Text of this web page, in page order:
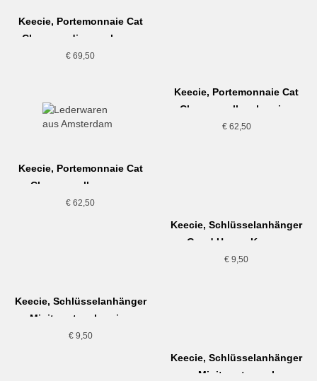
Keecie, Portemonnaie Cat
Chase medium, schwarz
€ 69,50
Keecie, Portemonnaie Cat
Chase small, aubergine
€62,50
Keecie, Portemonnaie Cat
Chase small, cognac
€ 62,50
Keecie, Schlüsselanhänger
Good House Keeper,
dunkelbraun
€ 9,50
Keecie, Schlüsselanhänger
Minitweet, aubergine
€9,50
Keecie, Schlüsselanhänger
Minitweet, coral